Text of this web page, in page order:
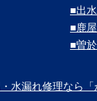
■出
■鹿
■曽
水漏れ修理なら「